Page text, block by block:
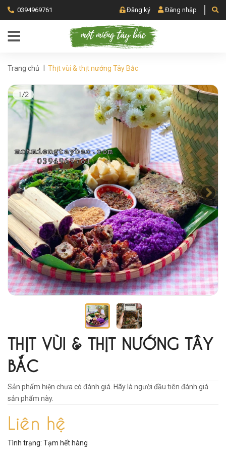
0394969761 Đăng ký Đăng nhập
Trang chủ Thịt vùi & thịt nướng Tây Bắc
1/2
THỊT VÙI & THỊT NƯỚNG TÂY
BẮC
Sản phẩm hiện chưa có đánh giá. Hãy là người đầu tiên đánh giá
sản phẩm này.
Liên hệ
Tình trạng: Tạm hết hàng